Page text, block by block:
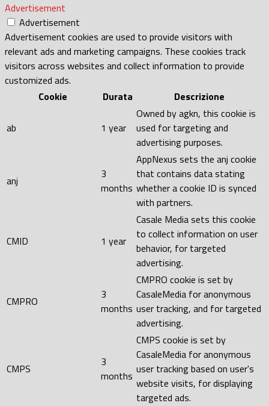
Advertisement
Advertisement
Advertisement cookies are used to provide visitors with
relevant ads and marketing campaigns. These cookies track
visitors across websites and collect information to provide
customized ads.
Cookie
Durata Descrizione
ab 1 year
Owned by agkn, this cookie is
used for targeting and
advertising purposes.
anj
3
months
AppNexus sets the anj cookie
that contains data stating
whether a cookie ID is synced
with partners.
CMID 1 year
Casale Media sets this cookie
to collect information on user
behavior, for targeted
advertising.
CMPRO
3
months
CMPRO cookie is set by
CasaleMedia for anonymous
user tracking, and for targeted
advertising.
CMPS
3
months
CMPS cookie is set by
CasaleMedia for anonymous
user tracking based on user's
website visits, for displaying
targeted ads.